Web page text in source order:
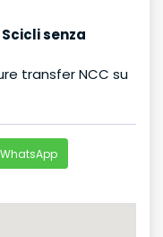
senza
transfer NCC su
WhatsApp